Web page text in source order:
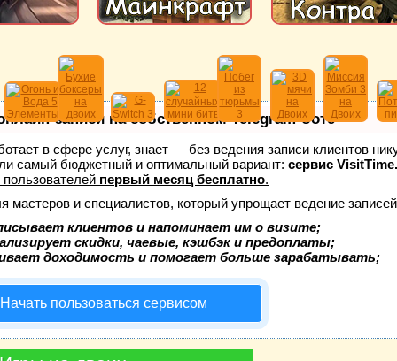
записи на собственном Telegram-боте
в сфере услуг, знает — без ведения записи клиентов
самый бюджетный и оптимальный вариант: сервис VisitTime.
первый месяц бесплатно.
мастеров и специалистов, который упрощает ведение
клиентов и напоминает им о визите;
скидки, чаевые, кэшбэк и предоплаты;
доходимость и помогает больше зарабатывать;
Начать пользоваться сервисом